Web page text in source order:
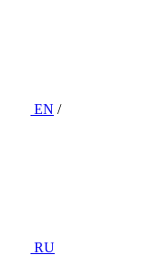
EN /
RU